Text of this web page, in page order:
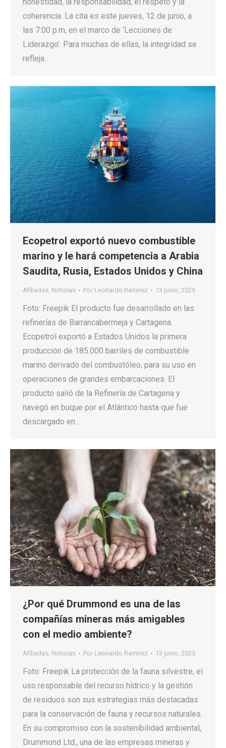
coherencia. La cita es este jueves, 12 de junio, a
las 7:00 p.m, en el marco de ‘Lecciones de
Liderazgo’. Para muchas de ellas, la integridad se
refleja…
Ecopetrol exportó nuevo combustible
marino y le hará competencia a Arabia
Saudita, Rusia, Estados Unidos y China
Afiliadas, Noticias Por Leonardo Ramirez 13 junio, 2025
Foto: Freepik El producto fue desarrollado en las
refinerías de Barrancabermeja y Cartagena.
Ecopetrol exportó a Estados Unidos la primera
producción de 185.000 barriles de combustible
marino derivado del combustóleo, para su uso en
operaciones de grandes embarcaciones. El
producto salió de la Refinería de Cartagena y
navegó en buque por el Atlántico hasta que fue
descargado en…
¿Por qué Drummond es una de las
compañías mineras más amigables
con el medio ambiente?
Afiliadas, Noticias Por Leonardo Ramirez 13 junio, 2025
Foto: Freepik La protección de la fauna silvestre, el
uso responsable del recurso hídrico y la gestión
de residuos son sus estrategias más destacadas
para la conservación de fauna y recursos naturales.
En su compromiso con la sostenibilidad ambiental,
Drummond Ltd., una de las empresas mineras y